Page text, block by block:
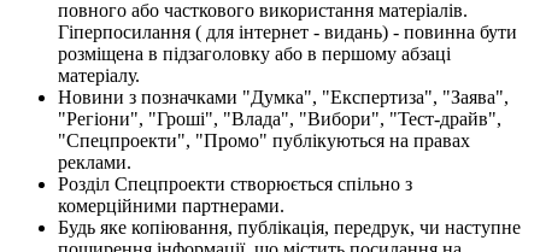
повного або часткового використання матеріалів.
Гіперпосилання ( для інтернет - видань) - повинна бути
розміщена в підзаголовку або в першому абзаці
матеріалу.
Новини з позначками "Думка", "Експертиза", "Заява",
"Регіони", "Гроші", "Влада", "Вибори", "Тест-драйв",
"Спецпроекти", "Промо" публікуються на правах
реклами.
Розділ Спецпроекти створюється спільно з
комерційними партнерами.
Будь яке копіювання, публікація, передрук, чи наступне